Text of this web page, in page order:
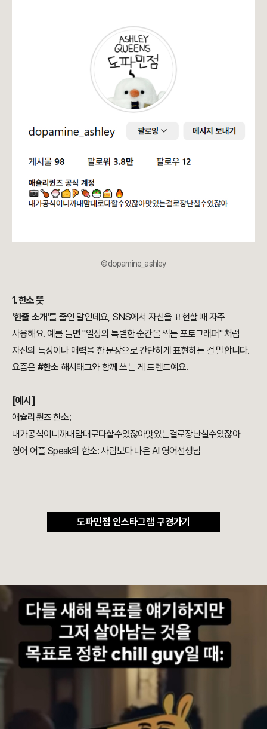
©dopamine_ashley
1. 한소 뜻
'한줄 소개'를 줄인 말인데요, SNS에서 자신을 표현할 때 자주
사용해요. 예를 들면 "일상의 특별한 순간을 찍는 포토그래퍼" 처럼
자신의 특징이나 매력을 한 문장으로 간단하게 표현하는 걸 말합니다.
요즘은 #한소 해시태그와 함께 쓰는 게 트렌드예요.
[예시]
애슐리퀸즈 한소:
내가공식이니까내맘대로다할수있잖아맛있는걸로장난칠수있잖아
영어 어플 Speak의 한소: 사람보다 나은 AI 영어선생님
도파민점 인스타그램 구경가기